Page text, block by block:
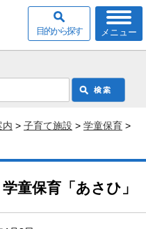
メニュー
目的から探す
内 > 子育て施設 > 学童保育 >
童保育「あさひ」